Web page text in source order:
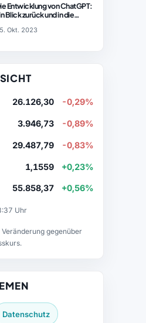
Entwicklung von ChatGPT:
Blick zurück und in die
Okt. 2023
26.126,30 -0,29%
3.946,73 -0,89%
29.487,79 -0,83%
1,1559 +0,23%
55.858,37 +0,56%
Uhr
gegenüber
Datenschutz